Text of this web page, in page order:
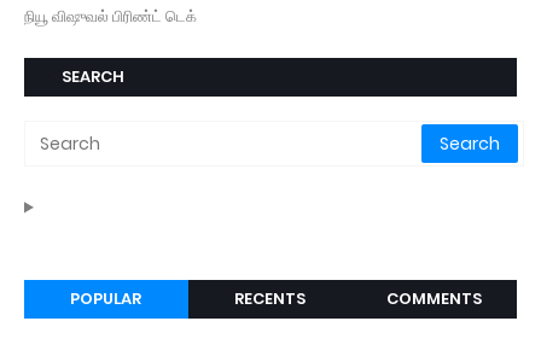
நியூ விஷுவல் பிரிண்ட் டெக்
SEARCH
POPULAR RECENTS COMMENTS